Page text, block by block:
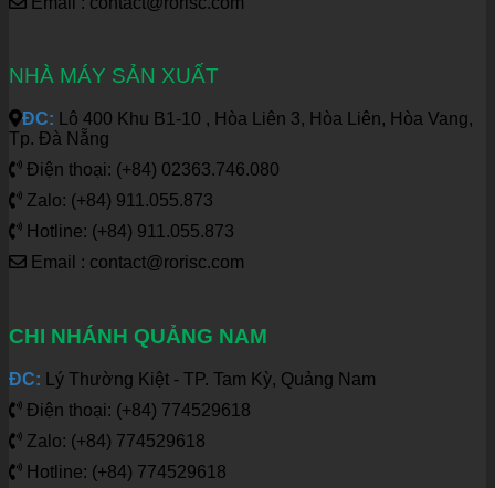
NHÀ MÁY SẢN XUẤT
ĐC: Lô 400 Khu B1-10 , Hòa Liên 3, Hòa Liên, Hòa Vang,
Tp. Đà Nẵng
Điện thoại: (+84) 02363.746.080
Zalo: (+84) 911.055.873
Hotline: (+84) 911.055.873
Email : contact@rorisc.com
CHI NHÁNH QUẢNG NAM
ĐC: Lý Thường Kiệt - TP. Tam Kỳ, Quảng Nam
Điện thoại: (+84) 774529618
Zalo: (+84) 774529618
Hotline: (+84) 774529618